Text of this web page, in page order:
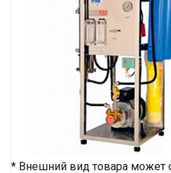
* Внешний вид товара может